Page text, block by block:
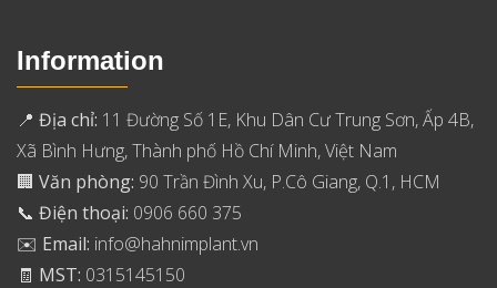
Information
📍 Địa chỉ: 11 Đường Số 1E, Khu Dân Cư Trung Sơn, Ấp 4B,
Xã Bình Hưng, Thành phố Hồ Chí Minh, Việt Nam
🏢 Văn phòng: 90 Trần Đình Xu, P.Cô Giang, Q.1, HCM
📞 Điện thoại: 0906 660 375
✉️ Email: info@hahnimplant.vn
🧾 MST: 0315145150